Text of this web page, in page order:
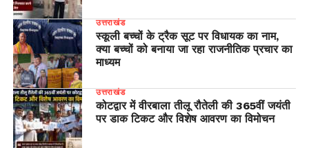
उत्तराखंड
स्कूली बच्चों के ट्रैक सूट पर विधायक का नाम,
क्या बच्चों को बनाया जा रहा राजनीतिक प्रचार का
माध्यम
उत्तराखंड
कोटद्वार में वीरबाला तीलू रौतेली की 365वीं जयंती
पर डाक टिकट और विशेष आवरण का विमोचन